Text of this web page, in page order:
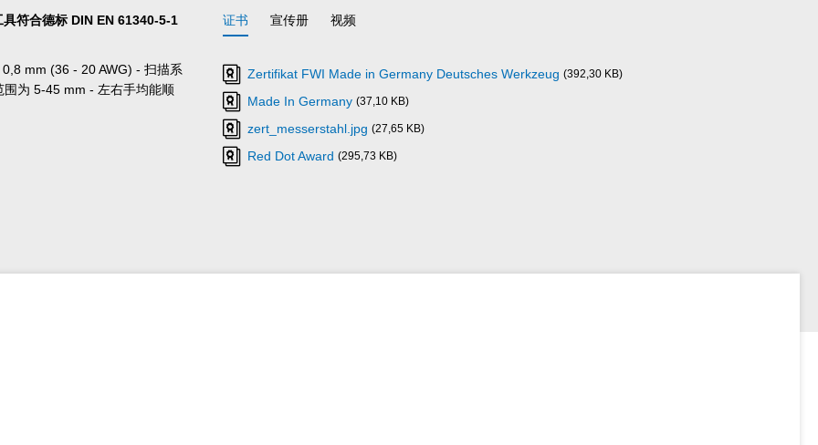
符合德标 DIN EN 61340-5-1
mm (36 - 20 AWG) - 扫描系
为 5-45 mm - 左右手均能顺
证书 宣传册 视频
Zertifikat FWI Made in Germany Deutsches Werkzeug (392,30 KB)
Made In Germany (37,10 KB)
zert_messerstahl.jpg (27,65 KB)
Red Dot Award (295,73 KB)